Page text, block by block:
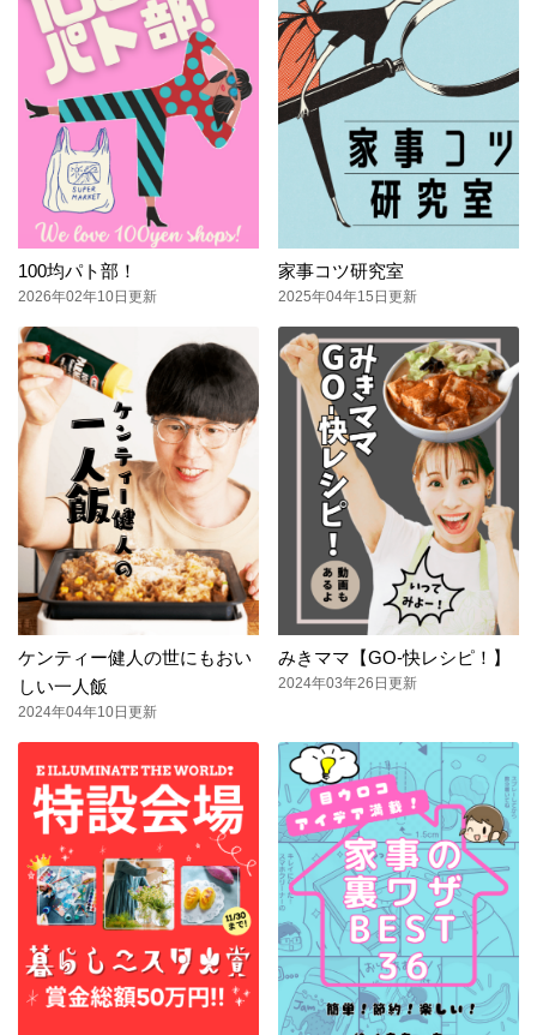
100均パト部！
2026年02年10日更新
家事コツ研究室
2025年04年15日更新
ケンティー健人の世にもおい
しい一人飯
2024年04年10日更新
みきママ【GO-快レシピ！】
2024年03年26日更新